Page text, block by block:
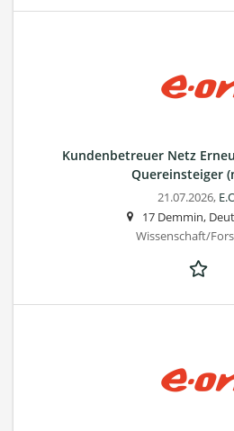
Kundenbetreuer Netz
Quereinsteiger
21.07.2026,
17 Demmin,
Wissenschaft/